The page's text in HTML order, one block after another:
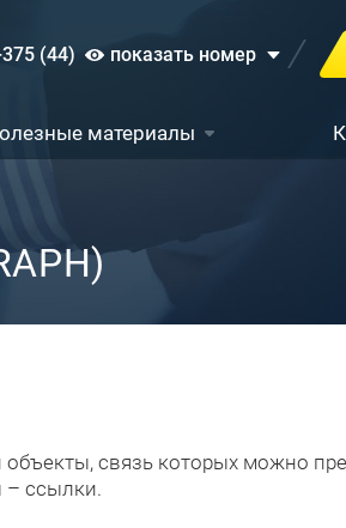
(44) показать номер
материалы
связь которых можно
– ссылки.